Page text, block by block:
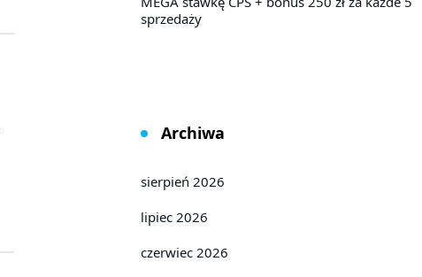
sprzedaży
Archiwa
sierpień 2026
lipiec 2026
czerwiec 2026